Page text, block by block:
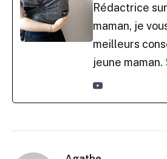
Rédactrice
maman, je
meilleurs
jeune maman.